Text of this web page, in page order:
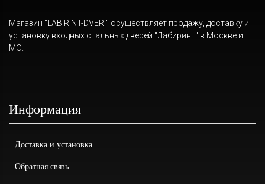
Магазин "LABIRINT-DVERI" осуществляет продажу, доставку и
установку входных стальных дверей "Лабиринт" в Москве и
МО.
Информация
Доставка и установка
Обратная связь